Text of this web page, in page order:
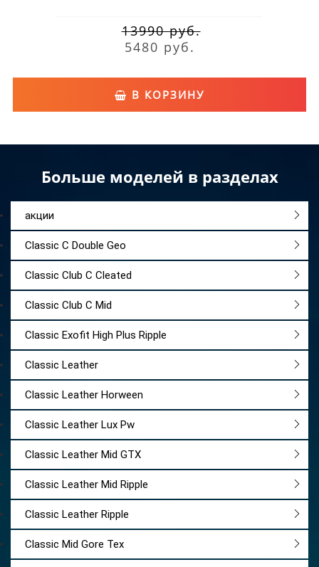
13990 руб.
5480 руб.
В КОРЗИНУ
Больше моделей в разделах
акции
Classic C Double Geo
Classic Club C Cleated
Classic Club C Mid
Classic Exofit High Plus Ripple
Classic Leather
Classic Leather Horween
Classic Leather Lux Pw
Classic Leather Mid GTX
Classic Leather Mid Ripple
Classic Leather Ripple
Classic Mid Gore Tex